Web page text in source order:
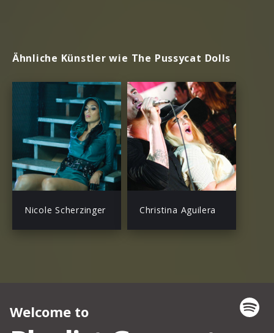
Ähnliche Künstler wie The Pussycat Dolls
Nicole Scherzinger Christina Aguilera